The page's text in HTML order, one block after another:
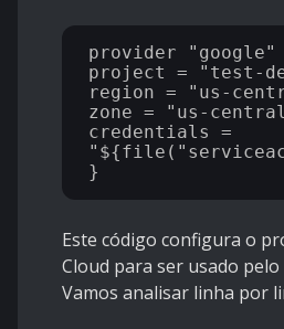
provider
project = "test-
region = "us-
zone = "us-
credentials =
Este código configura o
Cloud para ser usado
Vamos analisar linha por